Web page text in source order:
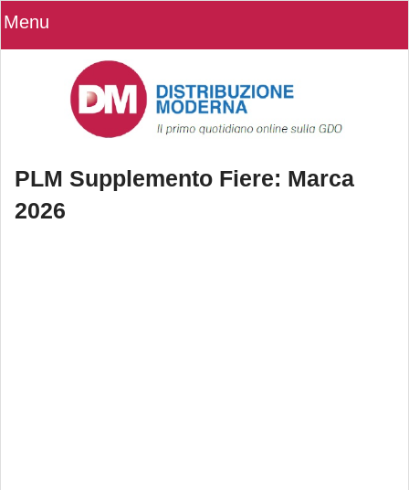
Menu
PLM Supplemento Fiere: Marca
2026